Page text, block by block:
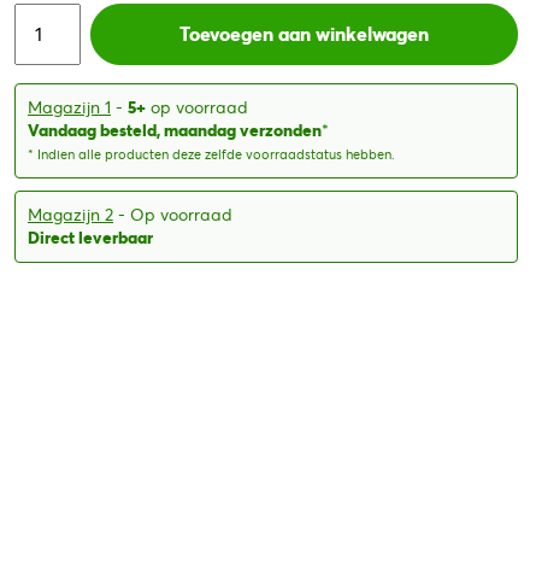
was:
€265,60.
is:
€199,00.
Toevoegen aan winkelwagen
Magazijn 1 - 5+ op voorraad
Vandaag besteld, maandag verzonden*
* Indien alle producten deze zelfde voorraadstatus hebben.
Magazijn 2 - Op voorraad
Direct leverbaar